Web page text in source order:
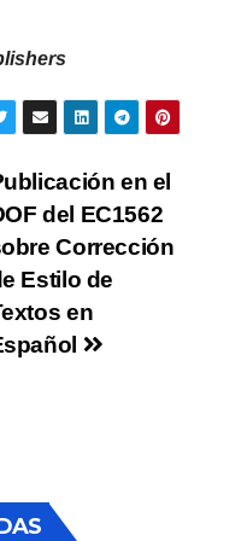
en el
del EC1562
Corrección
Estilo de
en